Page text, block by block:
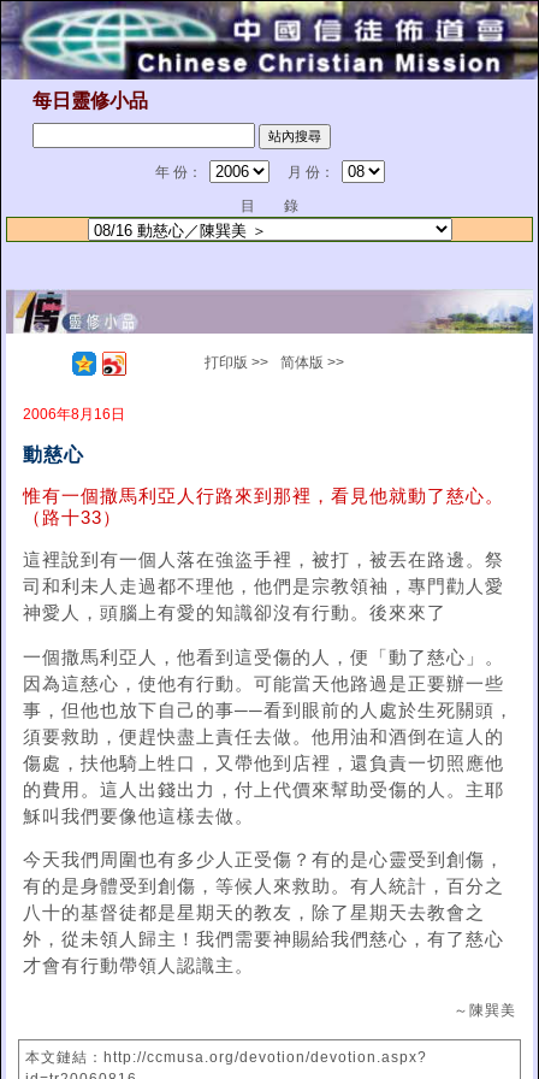
每日靈修小品
年 份：
月 份：
目 錄
打印版 >> 简体版 >>
2006年8月16日
動慈心
惟有一個撒馬利亞人行路來到那裡，看見他就動了慈心。
（路十33）
這裡說到有一個人落在強盜手裡，被打，被丟在路邊。祭
司和利未人走過都不理他，他們是宗教領袖，專門勸人愛
神愛人，頭腦上有愛的知識卻沒有行動。後來來了
一個撒馬利亞人，他看到這受傷的人，便「動了慈心」。
因為這慈心，使他有行動。可能當天他路過是正要辦一些
事，但他也放下自己的事──看到眼前的人處於生死關頭，
須要救助，便趕快盡上責任去做。他用油和酒倒在這人的
傷處，扶他騎上牲口，又帶他到店裡，還負責一切照應他
的費用。這人出錢出力，付上代價來幫助受傷的人。主耶
穌叫我們要像他這樣去做。
今天我們周圍也有多少人正受傷？有的是心靈受到創傷，
有的是身體受到創傷，等候人來救助。有人統計，百分之
八十的基督徒都是星期天的教友，除了星期天去教會之
外，從未領人歸主！我們需要神賜給我們慈心，有了慈心
才會有行動帶領人認識主。
～陳巽美
本文鏈結：http://ccmusa.org/devotion/devotion.aspx?